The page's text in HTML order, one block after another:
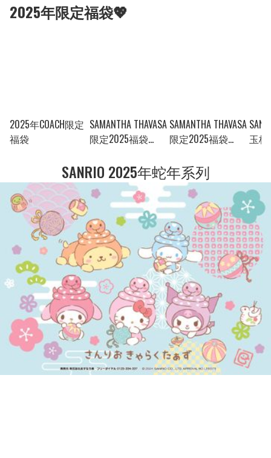
2025年限定福袋💖
2025年COACH限定
福袋
SAMANTHA THAVASA
限定2025福袋
SAMANTHA THAVASA
限定2025福袋
玉
SANRIO 2025年蛇年系列